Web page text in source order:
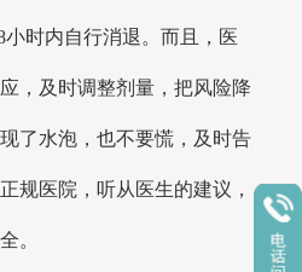
小时内自行消退。而且，医
，及时调整剂量，把风险降
了水泡，也不要慌，及时告
规医院，听从医生的建议，
。